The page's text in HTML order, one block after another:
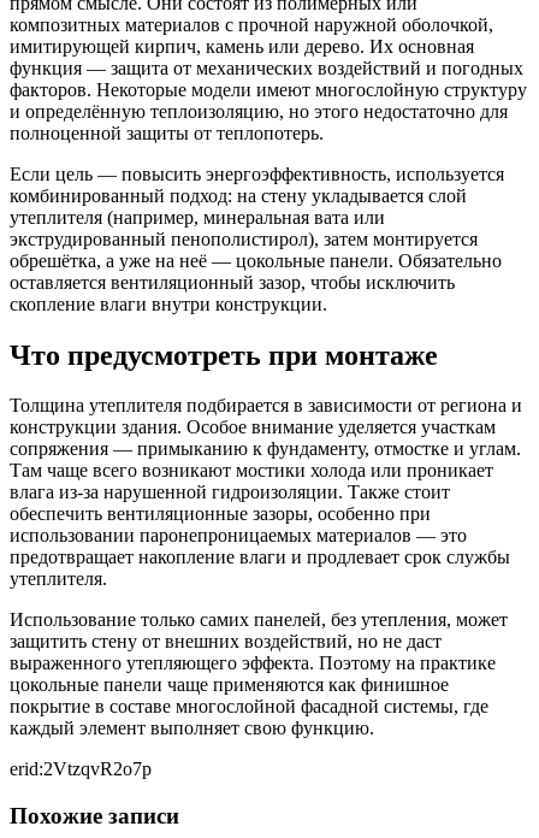
композитных материалов с прочной наружной оболочкой,
имитирующей кирпич, камень или дерево. Их основная
функция — защита от механических воздействий и погодных
факторов. Некоторые модели имеют многослойную структуру
и определённую теплоизоляцию, но этого недостаточно для
полноценной защиты от теплопотерь.
Если цель — повысить энергоэффективность, используется
комбинированный подход: на стену укладывается слой
утеплителя (например, минеральная вата или
экструдированный пенополистирол), затем монтируется
обрешётка, а уже на неё — цокольные панели. Обязательно
оставляется вентиляционный зазор, чтобы исключить
скопление влаги внутри конструкции.
Что предусмотреть при монтаже
Толщина утеплителя подбирается в зависимости от региона и
конструкции здания. Особое внимание уделяется участкам
сопряжения — примыканию к фундаменту, отмостке и углам.
Там чаще всего возникают мостики холода или проникает
влага из-за нарушенной гидроизоляции. Также стоит
обеспечить вентиляционные зазоры, особенно при
использовании паронепроницаемых материалов — это
предотвращает накопление влаги и продлевает срок службы
утеплителя.
Использование только самих панелей, без утепления, может
защитить стену от внешних воздействий, но не даст
выраженного утепляющего эффекта. Поэтому на практике
цокольные панели чаще применяются как финишное
покрытие в составе многослойной фасадной системы, где
каждый элемент выполняет свою функцию.
erid:2VtzqvR2o7p
Похожие записи